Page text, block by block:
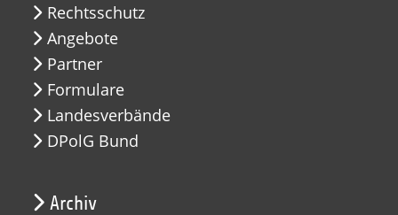
Rechtsschutz
Angebote
Partner
Formulare
Landesverbände
DPolG Bund
Archiv